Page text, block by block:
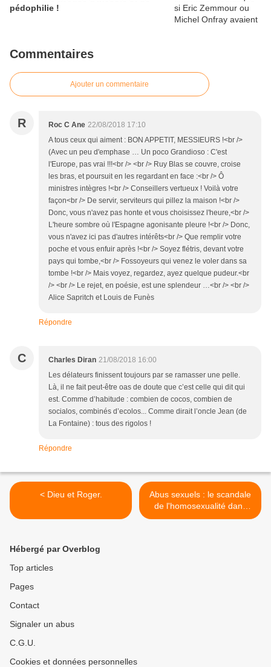
pédophilie !
Commentaires
Ajouter un commentaire
R Roc C Ane 22/08/2018 17:10
A tous ceux qui aiment : BON APPETIT, MESSIEURS !<br />
(Avec un peu d'emphase … Un poco Grandioso : C'est
l'Europe, pas vrai !!!<br /> <br /> Ruy Blas se couvre, croise
les bras, et poursuit en les regardant en face :<br /> Ô
ministres intègres !<br /> Conseillers vertueux ! Voilà votre
façon<br /> De servir, serviteurs qui pillez la maison !<br />
Donc, vous n'avez pas honte et vous choisissez l'heure,<br />
L'heure sombre où l'Espagne agonisante pleure !<br /> Donc,
vous n'avez ici pas d'autres intérêts<br /> Que remplir votre
poche et vous enfuir après !<br /> Soyez flétris, devant votre
pays qui tombe,<br /> Fossoyeurs qui venez le voler dans sa
tombe !<br /> Mais voyez, regardez, ayez quelque pudeur.<br
/> <br /> Le rejet, en poésie, est une splendeur …<br /> <br />
Alice Sapritch et Louis de Funès
Répondre
C Charles Diran 21/08/2018 16:00
Les délateurs finissent toujours par se ramasser une pelle.
Là, il ne fait peut-être oas de doute que c’est celle qui dit qui
est. Comme d’habitude : combien de cocos, combien de
socialos, combinés d’ecolos... Comme dirait l’oncle Jean (de
La Fontaine) : tous des rigolos !
Répondre
< Dieu et Roger.
Abus sexuels : le scandale
de l'homosexualité dans
l'Eglise. >
Hébergé par Overblog
Top articles
Pages
Contact
Signaler un abus
C.G.U.
Cookies et données personnelles